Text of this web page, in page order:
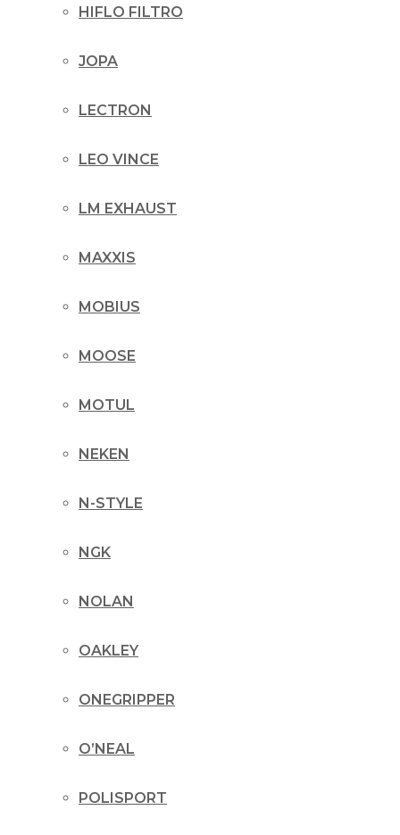
HIFLO FILTRO
JOPA
LECTRON
LEO VINCE
LM EXHAUST
MAXXIS
MOBIUS
MOOSE
MOTUL
NEKEN
N-STYLE
NGK
NOLAN
OAKLEY
ONEGRIPPER
O’NEAL
POLISPORT